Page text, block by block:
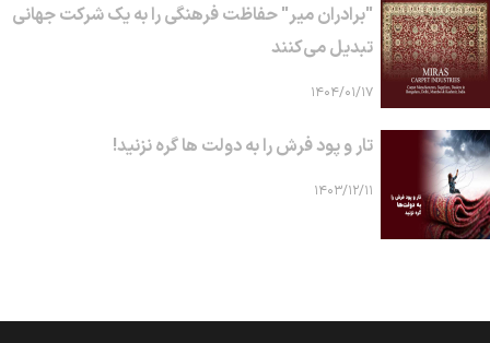
"برادران میر" حفاظت فرهنگی را به یک شرکت جهانی
تبدیل می‌کنند
۱۴۰۴/۰۱/۱۷
تار و پود فرش را به دولت ها گره نزنید!
۱۴۰۳/۱۲/۱۱